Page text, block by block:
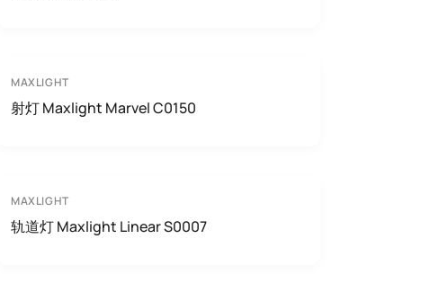
MAXLIGHT
射灯 Maxlight Marvel C0150
MAXLIGHT
轨道灯 Maxlight Linear S0007